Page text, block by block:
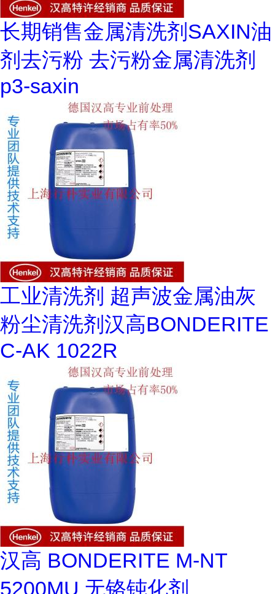
长期销售金属清洗剂SAXIN油
剂去污粉 去污粉金属清洗剂
p3-saxin
工业清洗剂 超声波金属油灰
粉尘清洗剂汉高BONDERITE
C-AK 1022R
汉高 BONDERITE M-NT
5200MU 无铬钝化剂